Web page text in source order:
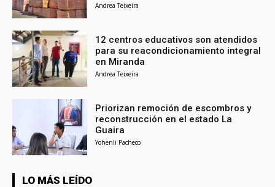
Andrea Teixeira
12 centros educativos son atendidos
para su reacondicionamiento integral
en Miranda
Andrea Teixeira
Priorizan remoción de escombros y
reconstrucción en el estado La
Guaira
Yohenli Pacheco
LO MÁS LEÍDO